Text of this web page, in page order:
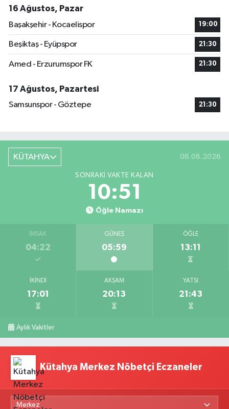
16 Ağustos, Pazar
Başakşehir - Kocaelispor
19:00
Beşiktaş - Eyüpspor 21:30
Amed - Erzurumspor FK 21:30
17 Ağustos, Pazartesi
Samsunspor - Göztepe
21:30
KÜTAHYA 08.08.2026
SONRAKI VAKTE KALAN
10:50
Öğle Namazı
İMSAK
04:22
GÜNEŞ
05:59
ÖĞLE
13:11
İKINDI
17:01
AKŞAM
20:13
YATSI
21:43
Aylık Vakitler
Kütahya Merkez Nöbetçi Eczaneler